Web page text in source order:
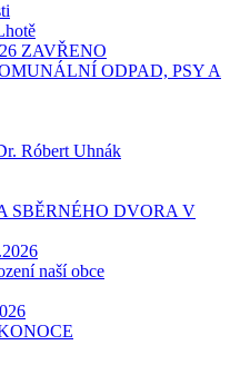
ZAVŘENO
ODPAD, PSY A
Róbert Uhnák
SBĚRNÉHO DVORA V
naší obce